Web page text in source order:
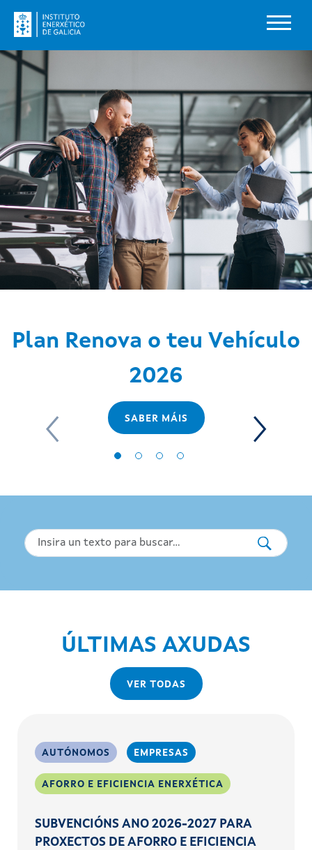
Plan Renova o teu Vehículo
2026
SABER MÁIS
Buscar
ÚLTIMAS AXUDAS
VER TODAS
AUTÓNOMOS EMPRESAS
AFORRO E EFICIENCIA ENERXÉTICA
SUBVENCIÓNS ANO 2026-2027 PARA
PROXECTOS DE AFORRO E EFICIENCIA